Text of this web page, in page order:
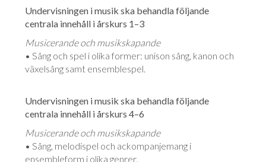
Undervisningen i musik ska behandla följande
centrala innehåll i årskurs 1–3
Musicerande och musikskapande
• Sång och spel i olika former: unison sång, kanon och
växelsång samt ensemblespel.
Undervisningen i musik ska behandla följande
centrala innehåll i årskurs 4–6
Musicerande och musikskapande
• Sång, melodispel och ackompanjemang i
ensembleform i olika genrer.